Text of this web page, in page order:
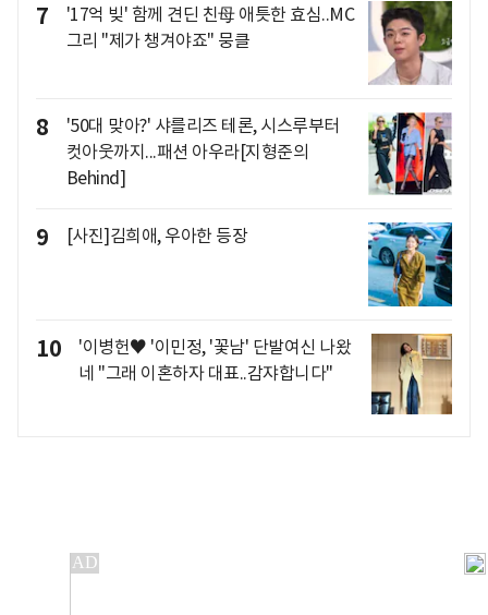
7
'17억 빚' 함께 견딘 친母 애틋한 효심..MC
그리 "제가 챙겨야죠" 뭉클
8
'50대 맞아?' 샤를리즈 테론, 시스루부터
컷아웃까지...패션 아우라[지형준의
Behind]
9 [사진]김희애, 우아한 등장
10
'이병헌♥ '이민정, '꽃남' 단발여신 나왔
네 "그래 이혼하자 대표..감쟈합니다"